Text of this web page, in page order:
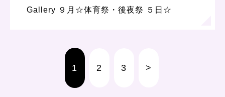
Gallery ９月☆体育祭・後夜祭 ５日☆
1 2 3 >